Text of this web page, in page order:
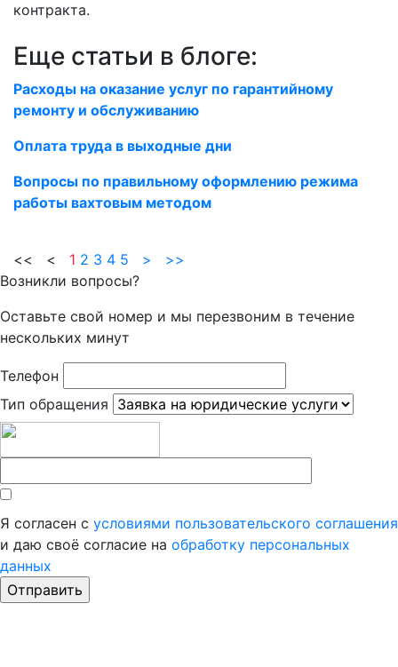
контракта.
Еще статьи в блоге:
Расходы на оказание услуг по гарантийному
ремонту и обслуживанию
Оплата труда в выходные дни
Вопросы по правильному оформлению режима
работы вахтовым методом
<< < 1 2 3 4 5 >
>>
Возникли вопросы?
Оставьте свой номер и мы перезвоним в течение
нескольких минут
Телефон
Тип обращения
Я согласен с условиями пользовательского соглашения
и даю своё согласие на обработку персональных
данных